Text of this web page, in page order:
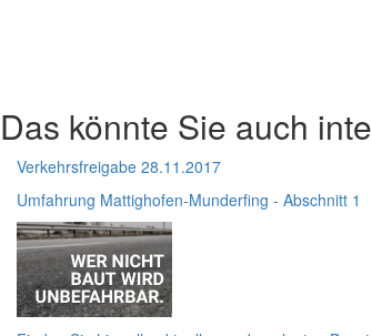
Das könnte Sie auch
Verkehrsfreigabe 28.11.2017
Umfahrung Mattighofen-Munderfing - Abschnitt 1